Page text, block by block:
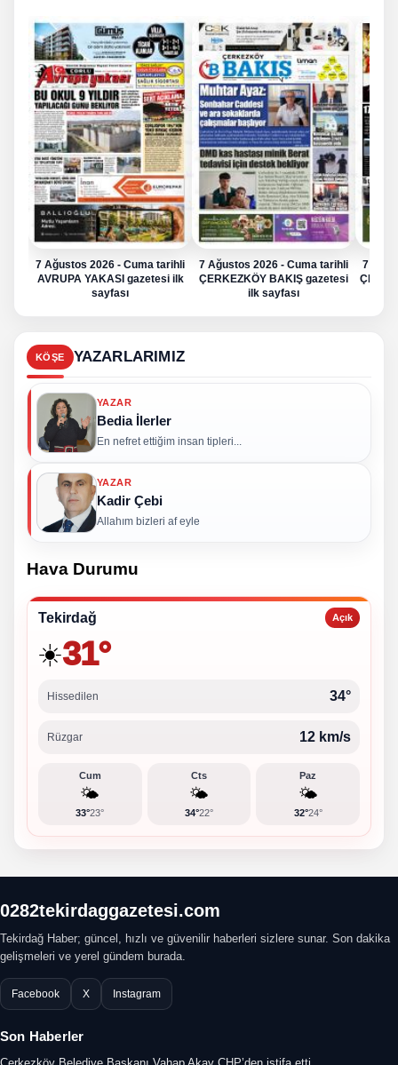
7 Ağustos 2026 - Cuma tarihli
AVRUPA YAKASI gazetesi ilk
sayfası
7 Ağustos 2026 - Cuma tarihli
ÇERKEZKÖY BAKIŞ gazetesi
ilk sayfası
7
KÖŞE YAZARLARIMIZ
YAZAR
Bedia İlerler
En nefret ettiğim insan tipleri...
YAZAR
Kadir Çebi
Allahım bizleri af eyle
Hava Durumu
Tekirdağ Açık
☀️31°
Hissedilen 34°
Rüzgar 12 km/s
Cum
🌤️
33°23°
Cts
🌤️
34°22°
Paz
🌤️
32°24°
0282tekirdaggazetesi.com
Tekirdağ Haber; güncel, hızlı ve güvenilir haberleri sizlere sunar. Son dakika
gelişmeleri ve yerel gündem burada.
Facebook X Instagram
Son Haberler